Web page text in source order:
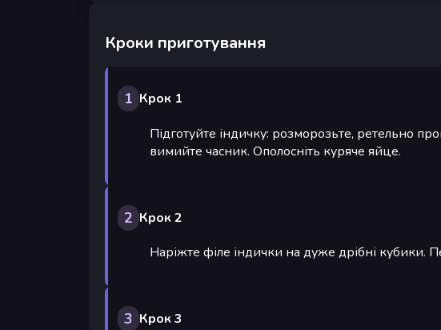
Кроки приготування
1 Крок 1
Підготуйте індичку: розморозьте, ретельно
вимийте часник. Ополосніть куряче яйце.
2 Крок 2
Наріжте філе індички на дуже дрібні кубики.
3 Крок 3